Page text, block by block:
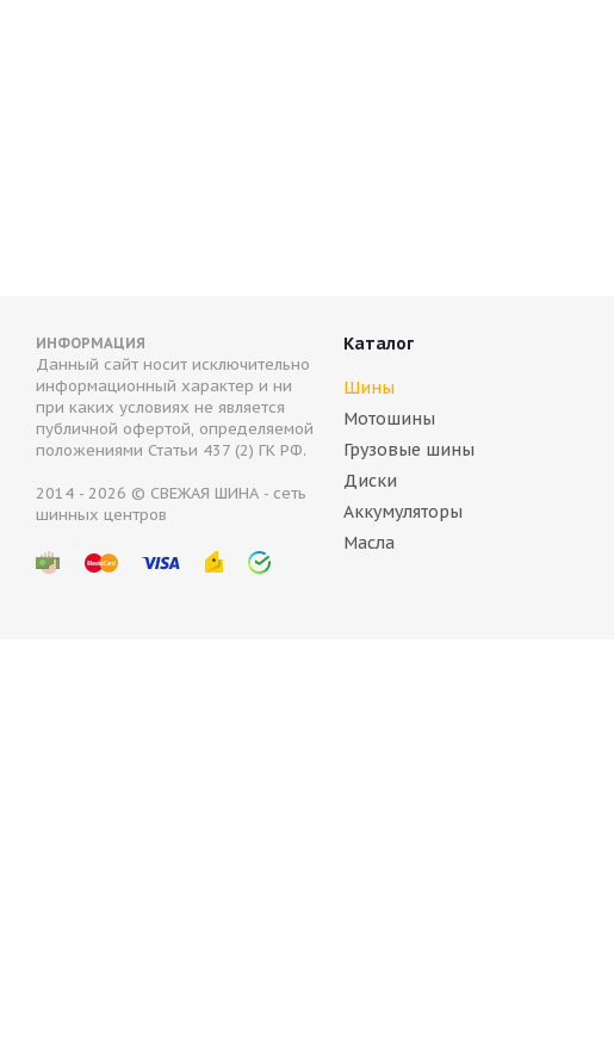
Antares tires Comfort A5 275/65 R17 115S
ИНФОРМАЦИЯ
Данный сайт носит исключительно
информационный характер и ни
при каких условиях не является
публичной офертой, определяемой
положениями Статьи 437 (2) ГК РФ.
2014 - 2026 © СВЕЖАЯ ШИНА - сеть
шинных центров
Каталог
Шины
Мотошины
Грузовые шины
Диски
Аккумуляторы
Масла